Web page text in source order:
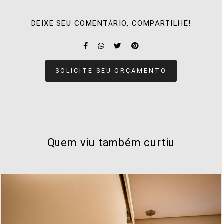
DEIXE SEU COMENTÁRIO, COMPARTILHE!
SOLICITE SEU ORÇAMENTO
Quem viu também curtiu